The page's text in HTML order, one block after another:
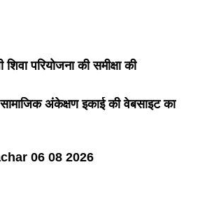
शिवा परियोजना की समीक्षा की
अंकेक्षण इकाई की वेबसाइट का
06 08 2026